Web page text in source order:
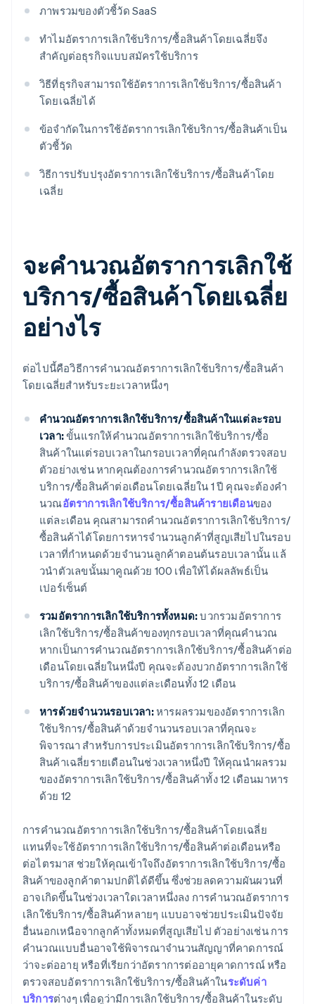
ภาพรวมของตัวชี้วัด SaaS
ทําไมอัตราการเลิกใช้บริการ/ซื้อสินค้าโดยเฉลี่ยจึง
สําคัญต่อธุรกิจแบบสมัครใช้บริการ
วิธีที่ธุรกิจสามารถใช้อัตราการเลิกใช้บริการ/ซื้อสินค้า
โดยเฉลี่ยได้
ข้อจํากัดในการใช้อัตราการเลิกใช้บริการ/ซื้อสินค้าเป็น
ตัวชี้วัด
วิธีการปรับปรุงอัตราการเลิกใช้บริการ/ซื้อสินค้าโดย
เฉลี่ย
จะคํานวณอัตราการเลิกใช้
บริการ/ซื้อสินค้าโดยเฉลี่ย
อย่างไร
ต่อไปนี้คือวิธีการคํานวณอัตราการเลิกใช้บริการ/ซื้อสินค้า
โดยเฉลี่ยสําหรับระยะเวลาหนึ่งๆ
คํานวณอัตราการเลิกใช้บริการ/ซื้อสินค้าในแต่ละรอบ
เวลา:ขั้นแรกให้คํานวณอัตราการเลิกใช้บริการ/ซื้อ
สินค้าในแต่รอบเวลาในกรอบเวลาที่คุณกําลังตรวจสอบ
ตัวอย่างเช่น หากคุณต้องการคํานวณอัตราการเลิกใช้
บริการ/ซื้อสินค้าต่อเดือนโดยเฉลี่ยใน 1 ปี คุณจะต้องคํา
นวณอัตราการเลิกใช้บริการ/ซื้อสินค้ารายเดือนของ
แต่ละเดือน คุณสามารถคํานวณอัตราการเลิกใช้บริการ/
ซื้อสินค้าได้โดยการหารจํานวนลูกค้าที่สูญเสียไปในรอบ
เวลาที่กําหนดด้วยจํานวนลูกค้าตอนต้นรอบเวลานั้น แล้
วนําตัวเลขนั้นมาคูณด้วย 100 เพื่อให้ได้ผลลัพธ์เป็น
เปอร์เซ็นต์
รวมอัตราการเลิกใช้บริการทั้งหมด:บวกรวมอัตราการ
เลิกใช้บริการ/ซื้อสินค้าของทุกรอบเวลาที่คุณคำนวณ
หากเป็นการคํานวณอัตราการเลิกใช้บริการ/ซื้อสินค้าต่อ
เดือนโดยเฉลี่ยในหนึ่งปี คุณจะต้องบวกอัตราการเลิกใช้
บริการ/ซื้อสินค้าของแต่ละเดือนทั้ง 12 เดือน
หารด้วยจํานวนรอบเวลา:หารผลรวมของอัตราการเลิก
ใช้บริการ/ซื้อสินค้าด้วยจํานวนรอบเวลาที่คุณจะ
พิจารณา สำหรับการประเมินอัตราการเลิกใช้บริการ/ซื้อ
สินค้าเฉลี่ยรายเดือนในช่วงเวลาหนึ่งปี ให้คุณนำผลรวม
ของอัตราการเลิกใช้บริการ/ซื้อสินค้าทั้ง 12 เดือนมาหาร
ด้วย 12
การคํานวณอัตราการเลิกใช้บริการ/ซื้อสินค้าโดยเฉลี่ย
แทนที่จะใช้อัตราการเลิกใช้บริการ/ซื้อสินค้าต่อเดือนหรือ
ต่อไตรมาส ช่วยให้คุณเข้าใจถึงอัตราการเลิกใช้บริการ/ซื้อ
สินค้าของลูกค้าตามปกติได้ดีขึ้น ซึ่งช่วยลดความผันผวนที่
อาจเกิดขึ้นในช่วงเวลาใดเวลาหนึ่งลง การคํานวณอัตราการ
เลิกใช้บริการ/ซื้อสินค้าหลายๆ แบบอาจช่วยประเมินปัจจัย
อื่นนอกเหนือจากลูกค้าทั้งหมดที่สูญเสียไป ตัวอย่างเช่น การ
คำนวณแบบอื่นอาจใช้พิจารณาจํานวนสัญญาที่คาดการณ์
ว่าจะต่ออายุ หรือที่เรียกว่าอัตราการต่ออายุคาดการณ์ หรือ
ตรวจสอบอัตราการเลิกใช้บริการ/ซื้อสินค้าในระดับค่า
บริการต่างๆ เพื่อดูว่ามีการเลิกใช้บริการ/ซื้อสินค้าในระดับ